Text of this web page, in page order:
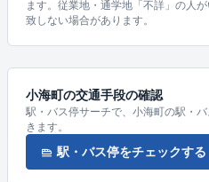
ます。従業地・通学地「不詳」の人
致しない場合があります。
小海町の交通手段の確認
駅・バス停サーチで、小海町の駅・
きます。
駅・バス停をチェックする